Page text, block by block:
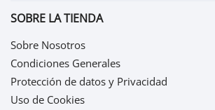
SOBRE LA TIENDA
Sobre Nosotros
Condiciones Generales
Protección de datos y Privacidad
Uso de Cookies